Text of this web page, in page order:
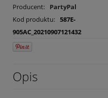
Producent:
PartyPal
Kod produktu: 587E-
905AC_20210907121432
Opis